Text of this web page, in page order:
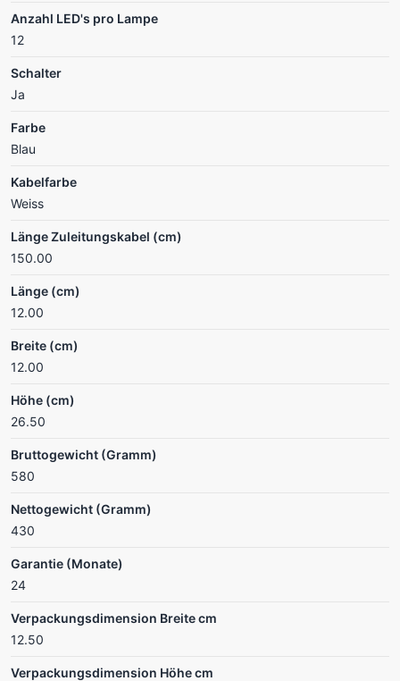
Anzahl LED's pro Lampe
12
Schalter
Ja
Farbe
Blau
Kabelfarbe
Weiss
Länge Zuleitungskabel (cm)
150.00
Länge (cm)
12.00
Breite (cm)
12.00
Höhe (cm)
26.50
Bruttogewicht (Gramm)
580
Nettogewicht (Gramm)
430
Garantie (Monate)
24
Verpackungsdimension Breite cm
12.50
Verpackungsdimension Höhe cm